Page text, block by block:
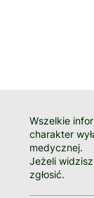
Wszelkie
charakter
medycznej.
Jeżeli
zgłosić.